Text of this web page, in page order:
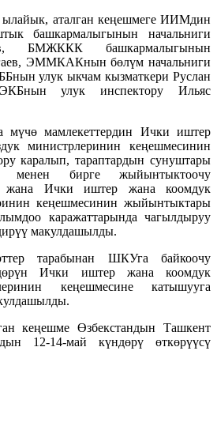
аталган кеңешмеге ИИМдин
башкармалыгынын начальниги
БМЖККК башкармалыгынын
ЭММКАКнын бөлүм начальниги
улук ыкчам кызматкери Руслан
улук инспектору Ильяс
мамлекеттердин Ички иштер
министрлеринин кеңешмесинин
каралып, тараптардын сунуштары
менен бирге жыйынтыктоочу
жана Ички иштер жана коомдук
кеңешмесинин жыйынтыктары
каражаттарында чагылдыруу
макулдашылды.
тарабынан ШКУга байкоочу
Ички иштер жана коомдук
кеңешмесине катышууга
кеңешме Өзбекстандын Ташкент
12-14-май күндөрү өткөрүүсү